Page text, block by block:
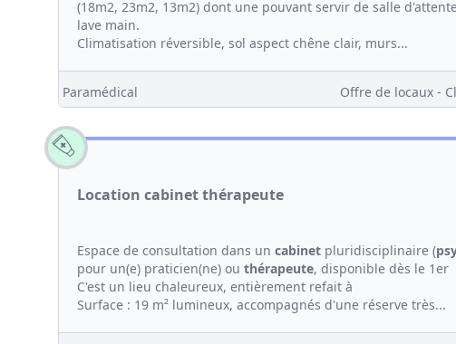
(18m2, 23m2, 13m2) dont une pouvant servir de salle
lave main.
Climatisation réversible, sol aspect chêne clair, murs...
Paramédical Offre de locaux -
Location cabinet thérapeute
Espace de consultation dans un cabinet pluridisciplinaire (
pour un(e) praticien(ne) ou thérapeute, disponible dès le 1er
C'est un lieu chaleureux, entièrement refait à
Surface : 19 m² lumineux, accompagnés d'une réserve très...